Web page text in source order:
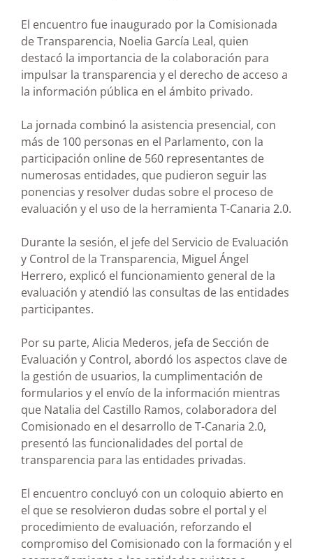
El encuentro fue inaugurado por la Comisionada
de Transparencia, Noelia García Leal, quien
destacó la importancia de la colaboración para
impulsar la transparencia y el derecho de acceso a
la información pública en el ámbito privado.
La jornada combinó la asistencia presencial, con
más de 100 personas en el Parlamento, con la
participación online de 560 representantes de
numerosas entidades, que pudieron seguir las
ponencias y resolver dudas sobre el proceso de
evaluación y el uso de la herramienta T-Canaria 2.0.
Durante la sesión, el jefe del Servicio de Evaluación
y Control de la Transparencia, Miguel Ángel
Herrero, explicó el funcionamiento general de la
evaluación y atendió las consultas de las entidades
participantes.
Por su parte, Alicia Mederos, jefa de Sección de
Evaluación y Control, abordó los aspectos clave de
la gestión de usuarios, la cumplimentación de
formularios y el envío de la información mientras
que Natalia del Castillo Ramos, colaboradora del
Comisionado en el desarrollo de T-Canaria 2.0,
presentó las funcionalidades del portal de
transparencia para las entidades privadas.
El encuentro concluyó con un coloquio abierto en
el que se resolvieron dudas sobre el portal y el
procedimiento de evaluación, reforzando el
compromiso del Comisionado con la formación y el